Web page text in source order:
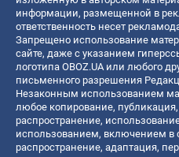
информации, размещенной в
ответственность несет
Запрещено использование
сайте, даже с указанием
логотипа OBOZ.UA или любого
письменного разрешения
Незаконным использованием
любое копирование,
распространение,
использованием, включением в
распространение, адаптация,